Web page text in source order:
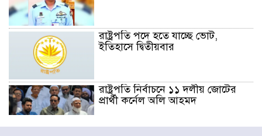
রাষ্ট্রপতি পদে হতে যাচ্ছে ভোট,
ইতিহাসে দ্বিতীয়বার
রাষ্ট্রপতি নির্বাচনে ১১ দলীয় জোটের
প্রার্থী কর্নেল অলি আহমদ